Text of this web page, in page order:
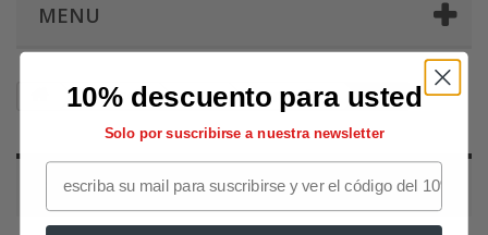
MENU
Decoração Fotos Inspirações Klimt
KLIMT
10% descuento para usted
Solo por suscribirse a nuestra newsletter